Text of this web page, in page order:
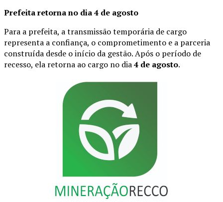
Prefeita retorna no dia 4 de agosto
Para a prefeita, a transmissão temporária de cargo
representa a confiança, o comprometimento e a parceria
construída desde o início da gestão. Após o período de
recesso, ela retorna ao cargo no dia4 de agosto.